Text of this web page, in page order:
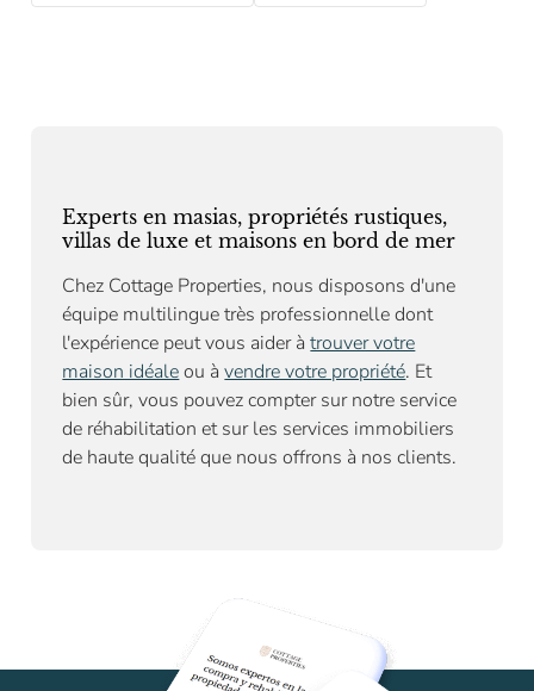
Experts en masias, propriétés rustiques,
villas de luxe et maisons en bord de mer
Chez Cottage Properties, nous disposons d'une
équipe multilingue très professionnelle dont
l'expérience peut vous aider àtrouver votre
maison idéaleou àvendre votre propriété. Et
bien sûr, vous pouvez compter sur notre service
de réhabilitation et sur les services immobiliers
de haute qualité que nous offrons à nos clients.